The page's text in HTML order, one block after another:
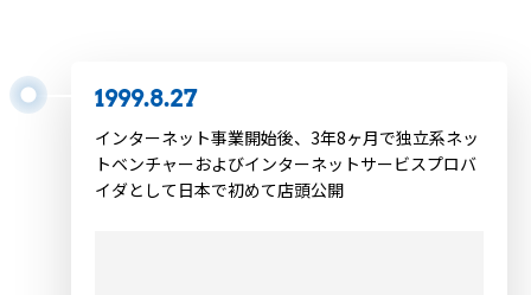
1999.8.27
インターネット事業開始後、3年8ヶ月で独立系ネッ
トベンチャーおよびインターネットサービスプロバ
イダとして日本で初めて店頭公開